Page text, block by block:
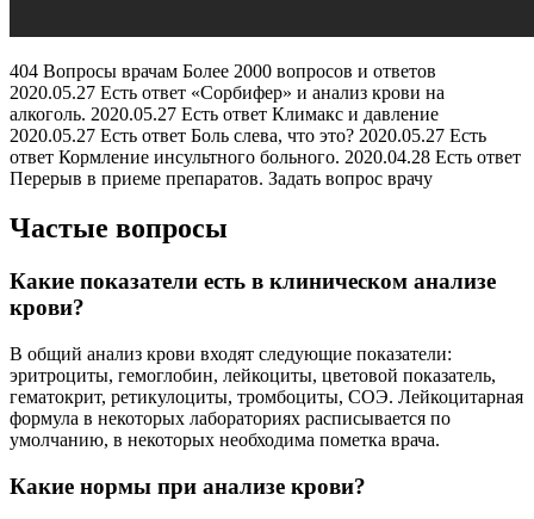
404 Вопросы врачам Более 2000 вопросов и ответов
2020.05.27 Есть ответ «Сорбифер» и анализ крови на
алкоголь. 2020.05.27 Есть ответ Климакс и давление
2020.05.27 Есть ответ Боль слева, что это? 2020.05.27 Есть
ответ Кормление инсультного больного. 2020.04.28 Есть ответ
Перерыв в приеме препаратов. Задать вопрос врачу
Частые вопросы
Какие показатели есть в клиническом анализе
крови?
В общий анализ крови входят следующие показатели:
эритроциты, гемоглобин, лейкоциты, цветовой показатель,
гематокрит, ретикулоциты, тромбоциты, СОЭ. Лейкоцитарная
формула в некоторых лабораториях расписывается по
умолчанию, в некоторых необходима пометка врача.
Какие нормы при анализе крови?